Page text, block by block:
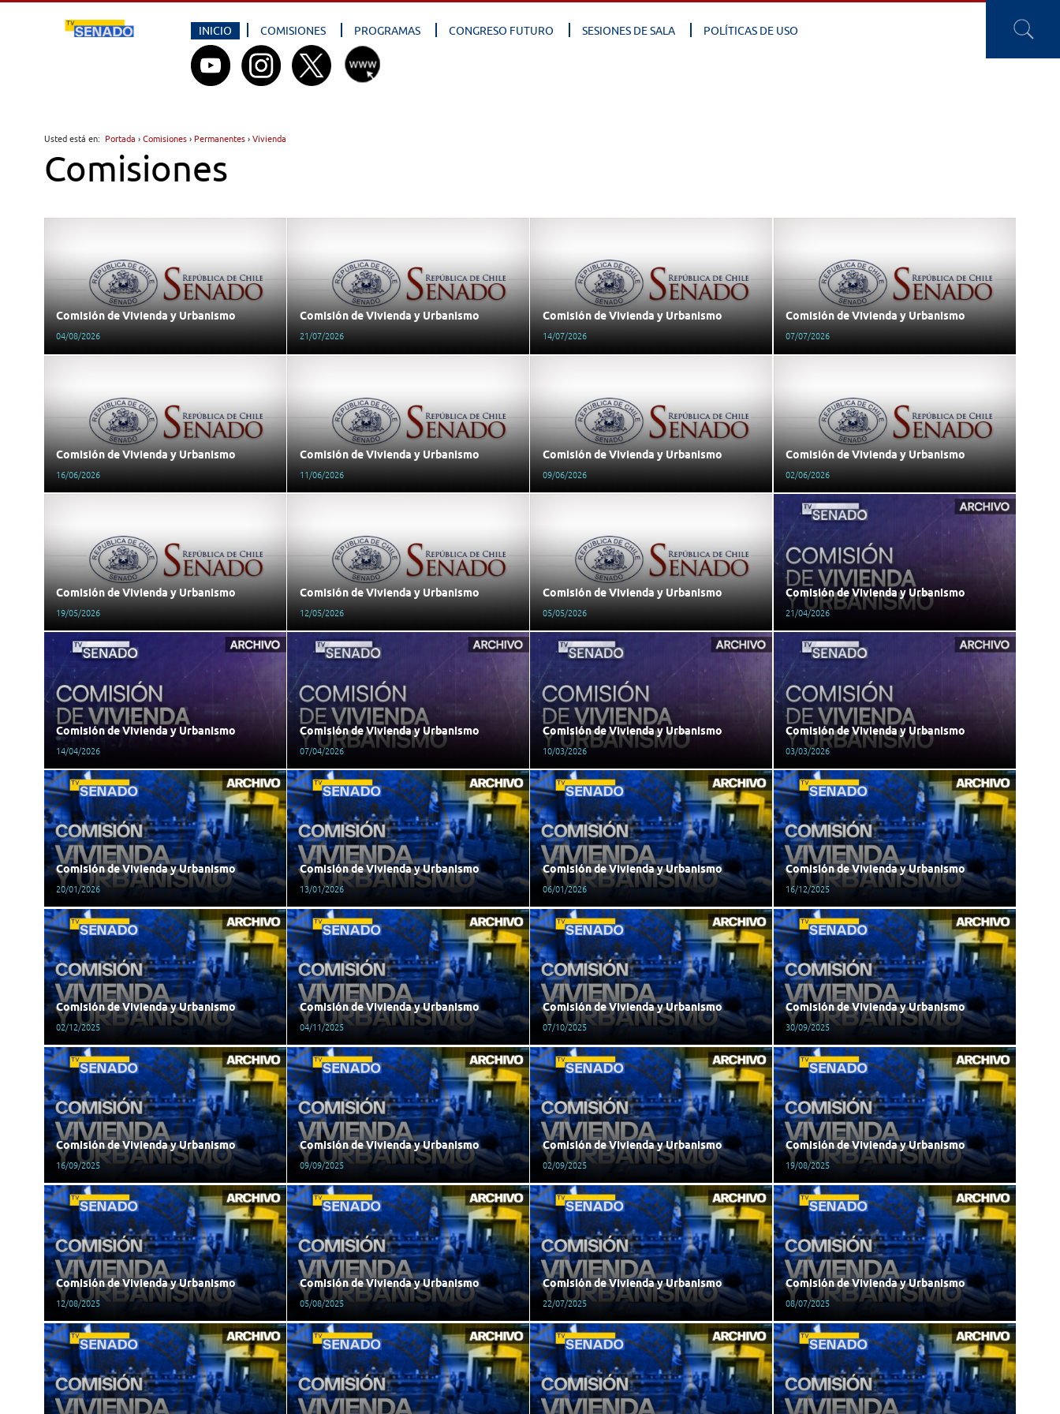
INICIO COMISIONES PROGRAMAS CONGRESO FUTURO SESIONES DE SALA POLÍTICAS DE USO
Usted está en: Portada ›Comisiones › Permanentes ›Vivienda
Comisiones
Comisión de Vivienda y Urbanismo
04/08/2026
Comisión de Vivienda y Urbanismo
21/07/2026
Comisión de Vivienda y Urbanismo
14/07/2026
Comisión de Vivienda y Urbanismo
07/07/2026
Comisión de Vivienda y Urbanismo
16/06/2026
Comisión de Vivienda y Urbanismo
11/06/2026
Comisión de Vivienda y Urbanismo
09/06/2026
Comisión de Vivienda y Urbanismo
02/06/2026
Comisión de Vivienda y Urbanismo
19/05/2026
Comisión de Vivienda y Urbanismo
12/05/2026
Comisión de Vivienda y Urbanismo
05/05/2026
Comisión de Vivienda y Urbanismo
21/04/2026
Comisión de Vivienda y Urbanismo
14/04/2026
Comisión de Vivienda y Urbanismo
07/04/2026
Comisión de Vivienda y Urbanismo
10/03/2026
Comisión de Vivienda y Urbanismo
03/03/2026
Comisión de Vivienda y Urbanismo
20/01/2026
Comisión de Vivienda y Urbanismo
13/01/2026
Comisión de Vivienda y Urbanismo
06/01/2026
Comisión de Vivienda y Urbanismo
16/12/2025
Comisión de Vivienda y Urbanismo
02/12/2025
Comisión de Vivienda y Urbanismo
04/11/2025
Comisión de Vivienda y Urbanismo
07/10/2025
Comisión de Vivienda y Urbanismo
30/09/2025
Comisión de Vivienda y Urbanismo
16/09/2025
Comisión de Vivienda y Urbanismo
09/09/2025
Comisión de Vivienda y Urbanismo
02/09/2025
Comisión de Vivienda y Urbanismo
19/08/2025
Comisión de Vivienda y Urbanismo
12/08/2025
Comisión de Vivienda y Urbanismo
05/08/2025
Comisión de Vivienda y Urbanismo
22/07/2025
Comisión de Vivienda y Urbanismo
08/07/2025